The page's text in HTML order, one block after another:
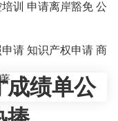
训 申请离岸豁免 公
请 知识产权申请 商
成绩单公